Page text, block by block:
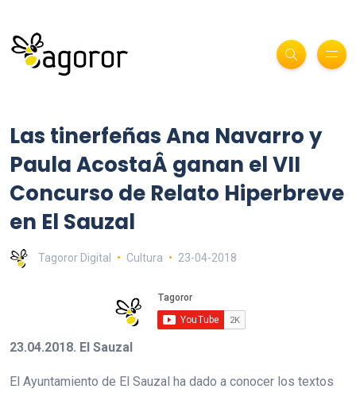
Las tinerfeñas Ana Navarro y
Paula AcostaÂ ganan el VII
Concurso de Relato Hiperbreve
en El Sauzal
Tagoror Digital Cultura 23-04-2018
23.04.2018. El Sauzal
El Ayuntamiento de El Sauzal ha dado a conocer los textos